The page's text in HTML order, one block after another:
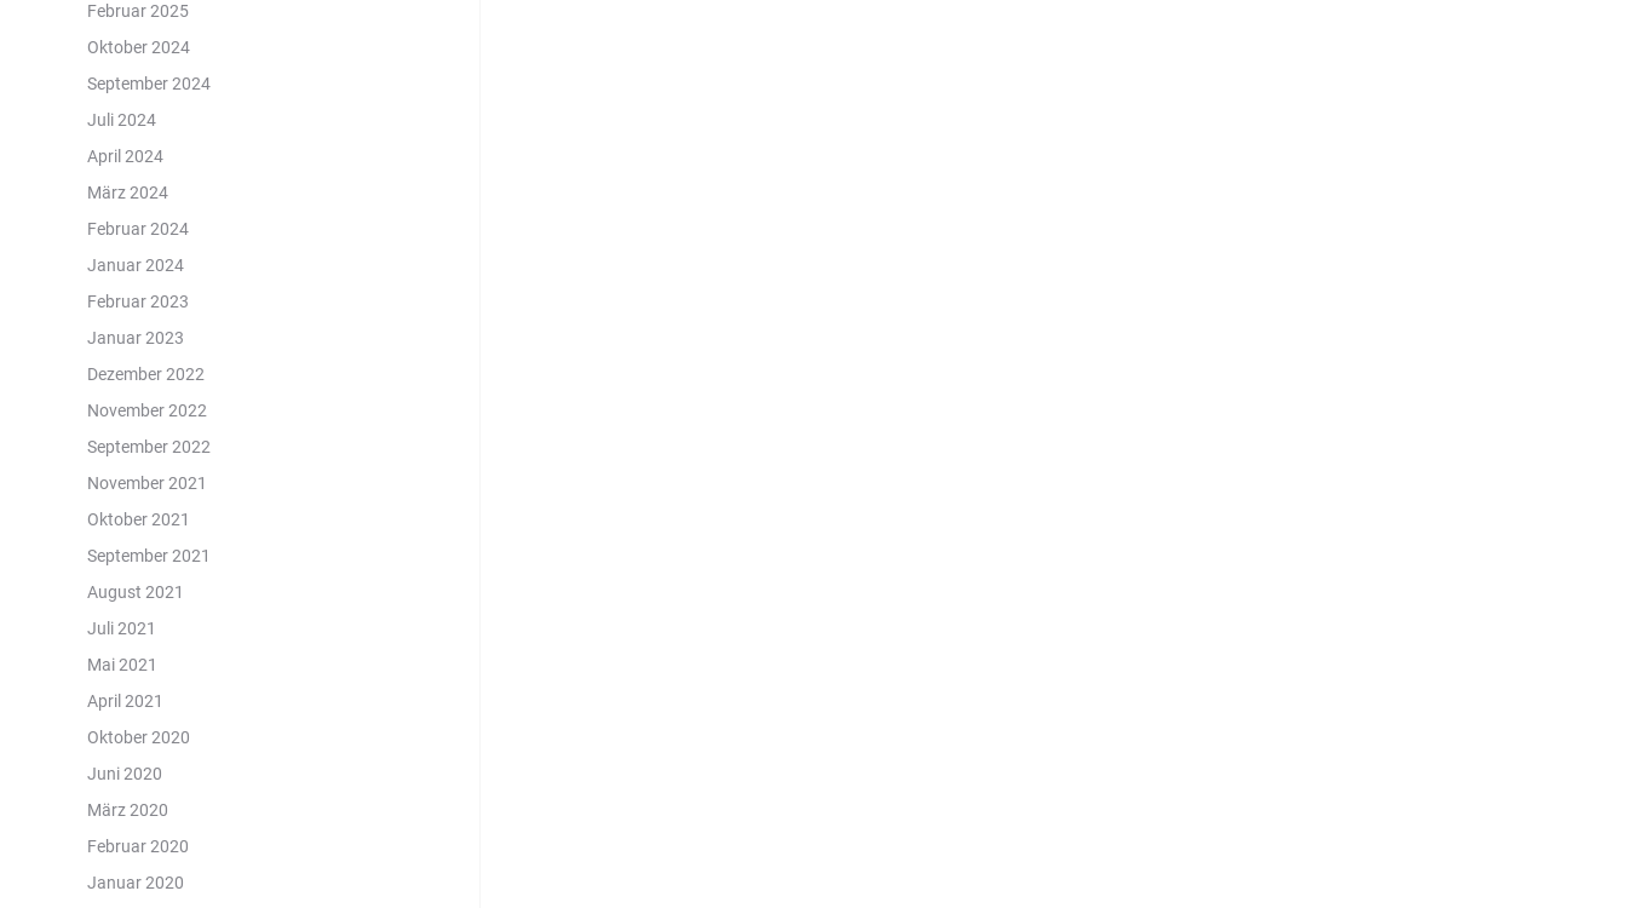
Februar 2025
Oktober 2024
September 2024
Juli 2024
April 2024
März 2024
Februar 2024
Januar 2024
Februar 2023
Januar 2023
Dezember 2022
November 2022
September 2022
November 2021
Oktober 2021
September 2021
August 2021
Juli 2021
Mai 2021
April 2021
Oktober 2020
Juni 2020
März 2020
Februar 2020
Januar 2020